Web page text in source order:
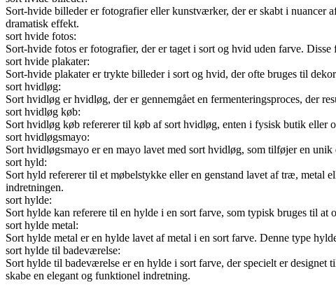
Sort-hvide billeder er fotografier eller kunstværker, der er skabt i nuancer
dramatisk effekt.
sort hvide fotos:
Sort-hvide fotos er fotografier, der er taget i sort og hvid uden farve.
sort hvide plakater:
Sort-hvide plakater er trykte billeder i sort og hvid, der ofte bruges til
sort hvidløg:
Sort hvidløg er hvidløg, der er gennemgået en fermenteringsproces, der
sort hvidløg køb:
Sort hvidløg køb refererer til køb af sort hvidløg, enten i fysisk butik eller
sort hvidløgsmayo:
Sort hvidløgsmayo er en mayo lavet med sort hvidløg, som tilføjer en
sort hyld:
Sort hyld refererer til et møbelstykke eller en genstand lavet af træ, metal
indretningen.
sort hylde:
Sort hylde kan referere til en hylde i en sort farve, som typisk bruges til
sort hylde metal:
Sort hylde metal er en hylde lavet af metal i en sort farve. Denne type
sort hylde til badeværelse:
Sort hylde til badeværelse er en hylde i sort farve, der specielt er
skabe en elegant og funktionel indretning.